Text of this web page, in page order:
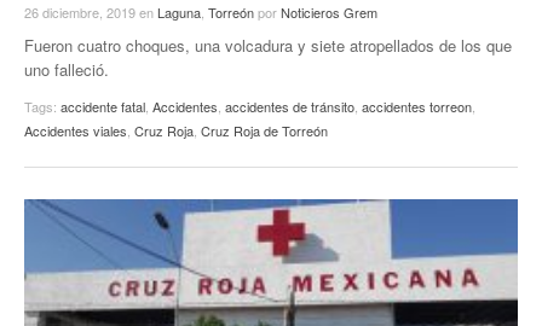
26 diciembre, 2019en Laguna, TorreónporNoticieros Grem
Fueron cuatro choques, una volcadura y siete atropellados de los que
uno falleció.
Tags: accidente fatal, Accidentes, accidentes de tránsito, accidentes torreon,
Accidentes viales, Cruz Roja, Cruz Roja de Torreón